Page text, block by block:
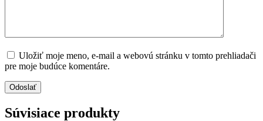
Uložiť moje meno, e-mail a webovú stránku v tomto prehliadači
pre moje budúce komentáre.
Odoslať
Súvisiace produkty